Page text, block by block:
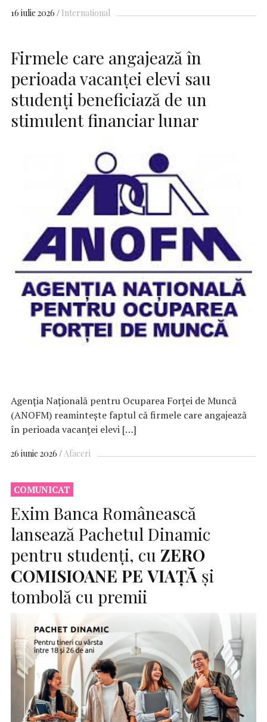
16 iulie 2026 International
Firmele care angajează în
perioada vacanţei elevi sau
studenţi beneficiază de un
stimulent financiar lunar
Agenţia Naţională pentru Ocuparea Forţei de Muncă
(ANOFM) reaminteşte faptul că firmele care angajează
în perioada vacanţei elevi […]
26 iunie 2026 Afaceri
COMUNICAT
Exim Banca Românească
lansează Pachetul Dinamic
pentru studenți, cu ZERO
COMISIOANE PE VIAȚĂ și
tombolă cu premii